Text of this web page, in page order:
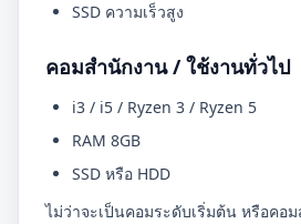
SSD ความเร็วสูง
คอมสำนักงาน / ใช้งานทั่วไป
i3 / i5 / Ryzen 3 / Ryzen 5
RAM 8GB
SSD หรือ HDD
ไม่ว่าจะเป็นคอมระดับเริ่มต้น หรือคอ